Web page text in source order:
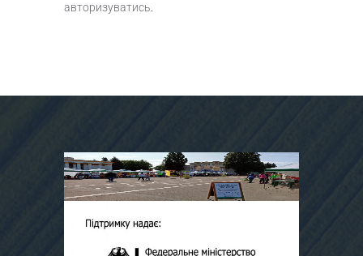
авторизуватись.